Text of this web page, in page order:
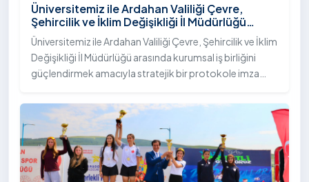
Üniversitemiz ile Ardahan Valiliği Çevre,
Şehircilik ve İklim Değişikliği İl Müdürlüğü
Arasında İş Birliği Protokolü İmzalandı
Üniversitemiz ile Ardahan Valiliği Çevre, Şehircilik ve İklim
Değişikliği İl Müdürlüğü arasında kurumsal iş birliğini
güçlendirmek amacıyla stratejik bir protokole imza